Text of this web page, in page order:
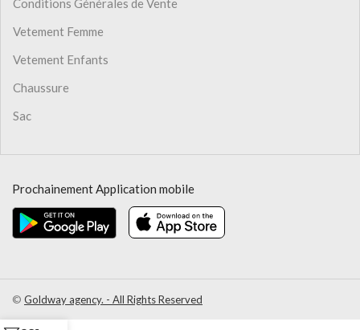
Conditions Générales de Vente
Vetement Femme
Vetement Enfants
Chaussure
Sac
Prochainement Application mobile
© Goldway agency. - All Rights Reserved